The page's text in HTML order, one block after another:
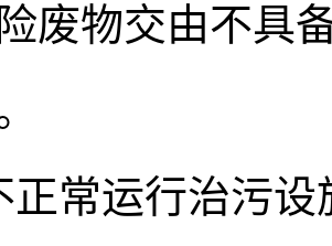
废物交由不具
正常运行治污